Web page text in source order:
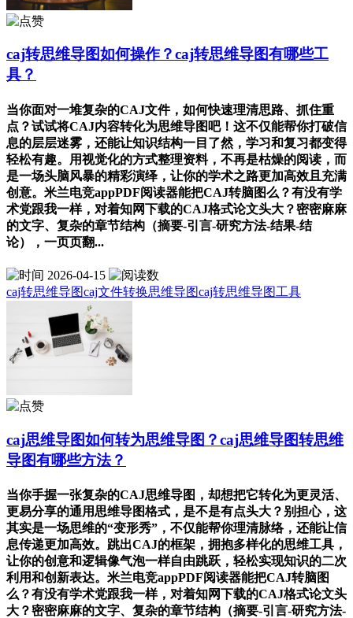
caj转思维导图如何操作？caj转思维导图有哪些工
具？
当你面对一堆复杂的CAJ文件，如何快速理清思路、抓住重
点？试试将CAJ内容转化为思维导图吧！这不仅能帮你打破信
息的层层迷雾，还能让知识结构一目了然，学习和复习都变得
轻松有趣。用视觉化的方式整理资料，不再是枯燥的阅读，而
是一场头脑风暴的精彩演绎，让你的学术之路更加高效且充满
创意。米兰电竞appPDF阅读器能把CAJ转脑图么？有没有学
术党跟我一样，对着知网下载的CAJ格式论文头大？密密麻麻
的文字、复杂的章节结构（摘要-引言-研究方法-结果-结
论），一页页翻...
2026-04-15
caj转思维导图caj文件转换思维导图caj转思维导图工具
caj思维导图如何转为思维导图？caj思维导图转思维
导图有哪些方法？
当你手握一张复杂的CAJ思维导图，却想把它转化为更灵活、
更易分享的通用思维导图格式，是不是有点头大？别担心，这
其实是一场思维的“变形秀”，不仅能帮你理清脉络，还能让信
息传递更加高效。跳出CAJ的框架，拥抱多样化的思维工具，
让你的创意和逻辑像气泡一样自由跳跃，轻松实现知识的二次
利用和创新表达。米兰电竞appPDF阅读器能把CAJ转脑图
么？有没有学术党跟我一样，对着知网下载的CAJ格式论文头
大？密密麻麻的文字、复杂的章节结构（摘要-引言-研究方法-